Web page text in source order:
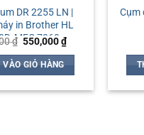
DR 2255 LN |
in Brother HL
MFC 7360
₫ Giá
là:
700,000 ₫.
550,000₫Giá
hiện
VÀO GIỎ HÀNG
Cụm